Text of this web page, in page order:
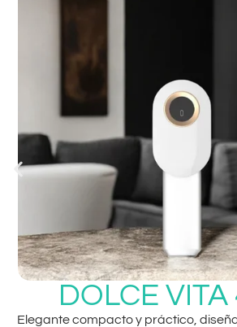
DOLCE VITA
Elegante compacto y práctico,